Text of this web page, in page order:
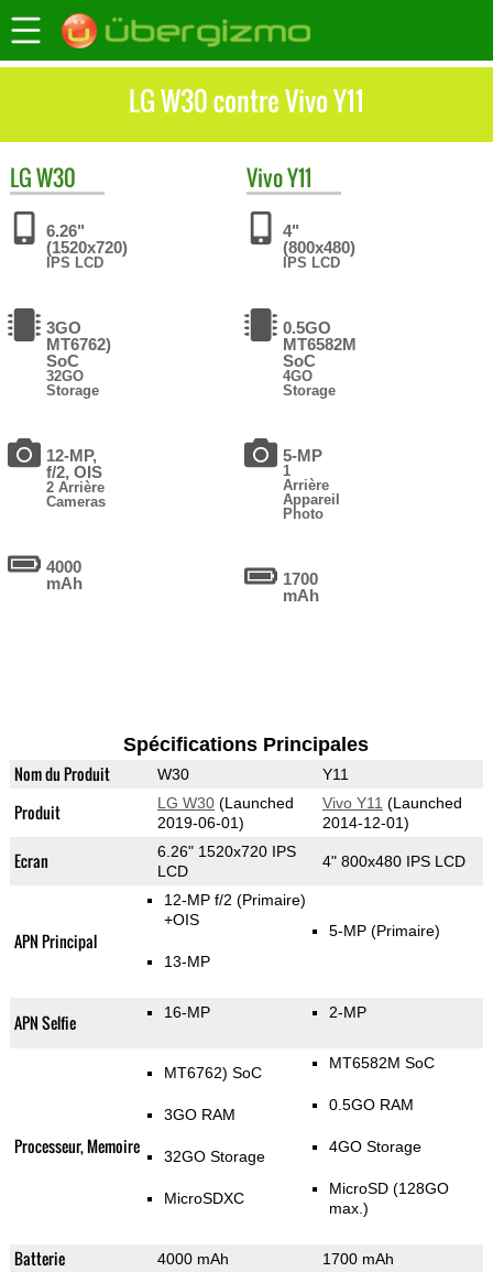
LG W30 contre Vivo Y11
LGW30
6.26"
(1520x720)
IPS LCD
3GO
MT6762)
SoC
32GO
Storage
12-MP,
f/2, OIS
2 Arrière
Cameras
4000
mAh
VivoY11
4"
(800x480)
IPS LCD
0.5GO
MT6582М
SoC
4GO
Storage
5-MP
1
Arrière
Appareil
Photo
1700
mAh
Spécifications Principales
Nom du Produit W30 Y11
Produit LG W30(Launched
2019-06-01)
Vivo Y11 (Launched
2014-12-01)
Ecran
6.26" 1520x720 IPS
LCD
4" 800x480 IPS LCD
APN Principal
12-MP f/2 (Primaire)
+OIS
13-MP
5-MP (Primaire)
APN Selfie 16-MP 2-MP
Processeur, Memoire
MT6762) SoC
3GO RAM
32GO Storage
MicroSDXC
MT6582М SoC
0.5GO RAM
4GO Storage
MicroSD (128GO
max.)
Batterie 4000 mAh 1700 mAh